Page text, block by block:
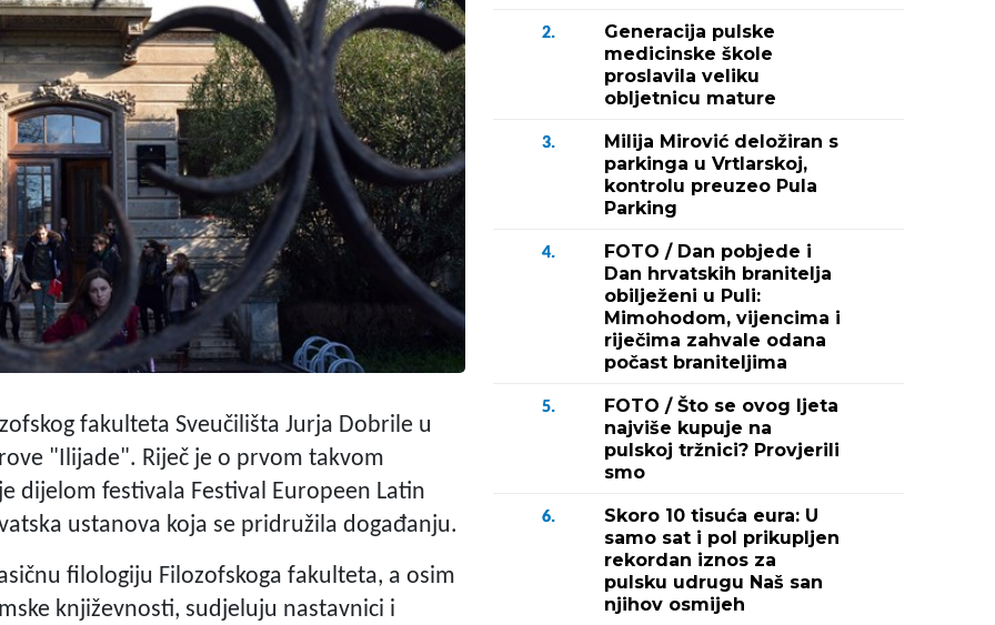
fakulteta Sveučilišta Jurja Dobrile u
"Ilijade". Riječ je o prvom takvom
dijelom festivala Festival Europeen Latin
ustanova koja se pridružila događanju.
filologiju Filozofskoga fakulteta, a osim
književnosti, sudjeluju nastavnici i
2.
Generacija pulske
medicinske škole
proslavila veliku
obljetnicu mature
3.
Milija Mirović deložiran s
parkinga u Vrtlarskoj,
kontrolu preuzeo Pula
Parking
4.
FOTO / Dan pobjede i
Dan hrvatskih branitelja
obilježeni u Puli:
Mimohodom, vijencima i
riječima zahvale odana
počast braniteljima
5.
FOTO / Što se ovog ljeta
najviše kupuje na
pulskoj tržnici? Provjerili
smo
6.
Skoro 10 tisuća eura: U
samo sat i pol prikupljen
rekordan iznos za
pulsku udrugu Naš san
njihov osmijeh